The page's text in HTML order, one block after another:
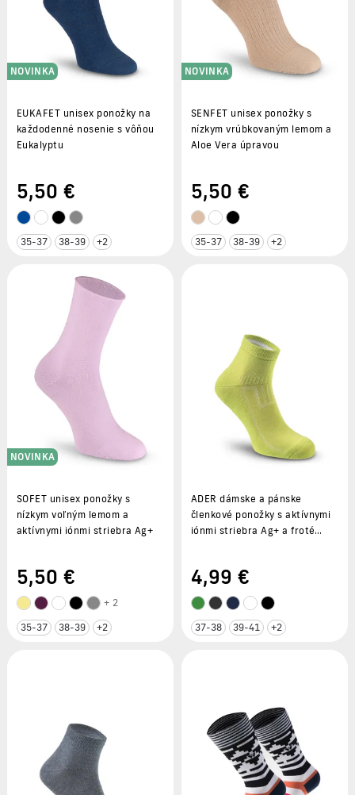
NOVINKA
EUKAFET unisex ponožky na
každodenné nosenie s vôňou
Eukalyptu
5,50 €
35-37 38-39 +2
NOVINKA
SENFET unisex ponožky s
nízkym vrúbkovaným lemom a
Aloe Vera úpravou
5,50 €
35-37 38-39 +2
NOVINKA
SOFET unisex ponožky s
nízkym voľným lemom a
aktívnymi iónmi striebra Ag+
5,50 €
+ 2
35-37 38-39 +2
ADER dámske a pánske
členkové ponožky s aktívnymi
iónmi striebra Ag+ a froté
4,99 €
37-38 39-41 +2